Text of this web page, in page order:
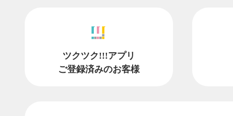
ツクツク!!!アプリ
ご登録済みのお客様